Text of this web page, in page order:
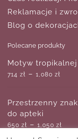
Reklamacje i
Blog o
Polecane produkty
Motyw
714 zł – 1,080 zł
Przestrzenny
do apteki
650 zł – 1,050 zł